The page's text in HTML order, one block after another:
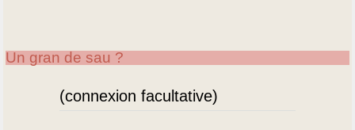
Un gran de sau ?
(connexion facultative)